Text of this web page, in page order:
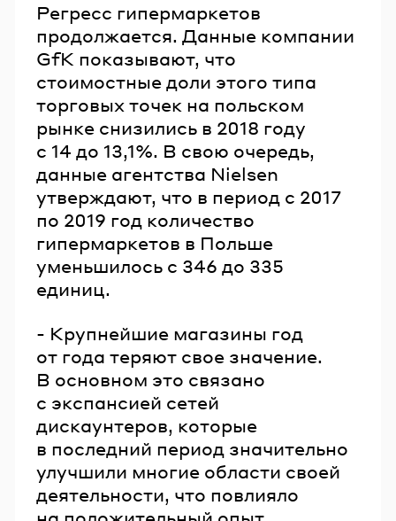
Регресс гипермаркетов
продолжается. Данные компании
GfK показывают, что
стоимостные доли этого типа
торговых точек на польском
рынке снизились в 2018 году
с 14 до 13,1%. В свою очередь,
данные агентства Nielsen
утверждают, что в период с 2017
по 2019 год количество
гипермаркетов в Польше
уменьшилось с 346 до 335
единиц.
- Крупнейшие магазины год
от года теряют свое значение.
В основном это связано
с экспансией сетей
дискаунтеров, которые
в последний период значительно
улучшили многие области своей
деятельности, что повлияло